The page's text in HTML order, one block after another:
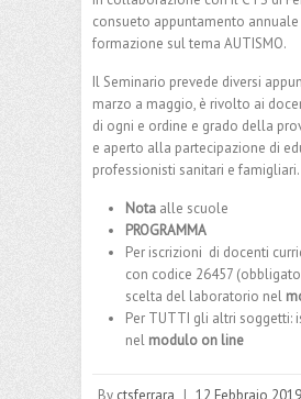
consueto appuntamento
formazione sul tema AUTISMO.
Il Seminario prevede diversi
marzo a maggio, è rivolto ai
di ogni e ordine e grado della
e aperto alla partecipazione di
professionisti sanitari e famigliari.
Nota alle scuole
PROGRAMMA
Per iscrizioni di docenti
con codice 26457
scelta del laboratorio nel
Per TUTTI gli altri soggetti:
nel modulo on line
By ctsferrara | 12 Febbraio 2019